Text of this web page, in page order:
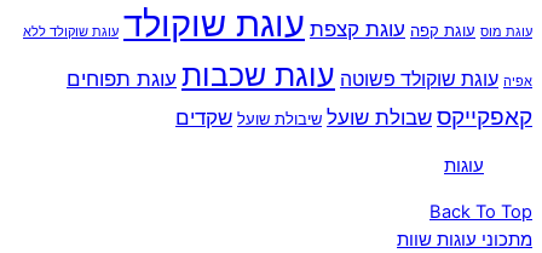
עוגת מוס עוגת קפה עוגת קצפת עוגת שוקולד עוגת שוקולד ללא
אפיה עוגת שוקולד פשוטה עוגת שכבות עוגת תפוחים
קאפקייקסשבולת שועל שיבולת שועל שקדים
‏עוגות‏
Back To Top
מתכוני עוגות שוות